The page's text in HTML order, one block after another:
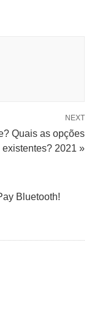
NEXT
Quais as opções
existentes? 2021 »
Bluetooth!